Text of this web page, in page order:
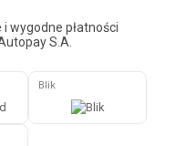
wygodne płatności
S.A.
Blik